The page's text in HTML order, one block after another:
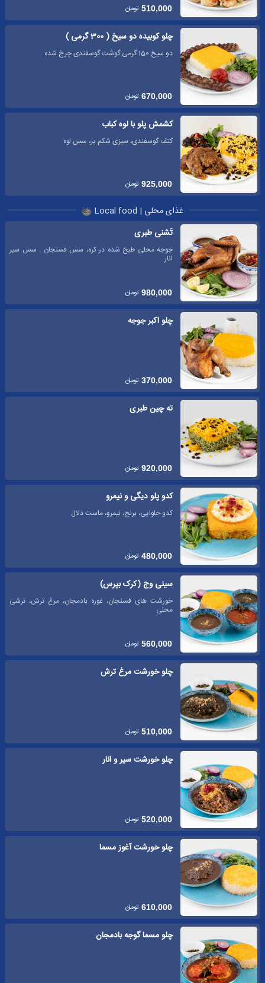
510,000 تومان
چلو کوبیده دو سیخ ( 300 گرمی )
دو سیخ 150 گرمی گوشت گوسفندی چرخ شده
670,000 تومان
کشمش پلو با لوه کباب
کتف گوسفندی، سبزی شکم پر، سس لوه
925,000 تومان
غذای محلی | Local food
تَشنی طبری
جوجه محلی طبخ شده در کره، سس فسنجان . سس سیر
انار
980,000 تومان
چلو اکبر جوجه
370,000 تومان
ته چین طبری
920,000 تومان
کدو پلو دیگی و نیمرو
کدو حلوایی، برنج، نیمرو، ماست دلال
480,000 تومان
سینی وج (کرک بپرس)
خورشت های فسنجان، غوره بادمجان، مرغ ترش، ترشی
محلی
560,000 تومان
چلو خورشت مرغ ترش
510,000 تومان
چلو خورشت سیر و انار
520,000 تومان
چلو خورشت آغوز مسما
610,000 تومان
چلو مسما گوجه بادمجان